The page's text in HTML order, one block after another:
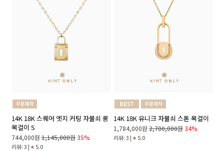
14K 18K 스퀘어 엣지 커팅 자물쇠 롱
목걸이 S
744,000원 1,145,000원 35%
리뷰: 3 | 5.0
14K 18K 유니크 자물쇠 스톤 목걸이
1,784,000원 2,700,000원 34%
리뷰: 3 | 5.0